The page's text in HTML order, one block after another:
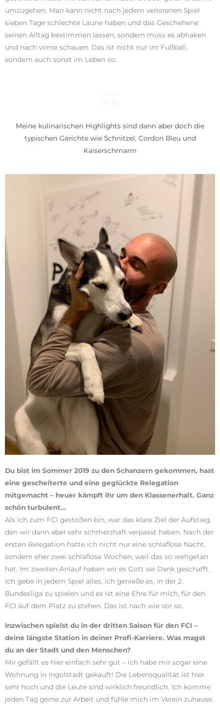
umzugehen. Man kann nicht nach jedem verlorenen Spiel
sieben Tage schlechte Laune haben und das Geschehene
seinen Alltag bestimmen lassen, sondern muss es abhaken
und nach vorne schauen. Das ist nicht nur im Fußball,
sondern auch sonst im Leben so.
Meine kulinarischen Highlights sind dann aber doch die
typischen Gerichte wie Schnitzel, Cordon Bleu und
Kaiserschmarrn
Du bist im Sommer 2019 zu den Schanzern gekommen, hast
eine gescheiterte und eine geglückte Relegation
mitgemacht – heuer kämpft ihr um den Klassenerhalt. Ganz
schön turbulent…
Als ich zum FCI gestoßen bin, war das klare Ziel der Aufstieg,
den wir dann aber sehr schmerzhaft verpasst haben. Nach der
ersten Relegation hatte ich nicht nur eine schlaflose Nacht,
sondern eher zwei schlaflose Wochen, weil das so wehgetan
hat. Im zweiten Anlauf haben wir es Gott sei Dank geschafft.
Ich gebe in jedem Spiel alles, ich genieße es, in der 2.
Bundesliga zu spielen und es ist eine Ehre für mich, für den
FCI auf dem Platz zu stehen. Das ist nach wie vor so.
Inzwischen spielst du in der dritten Saison für den FCI –
deine längste Station in deiner Profi-Karriere. Was magst
du an der Stadt und den Menschen?
Mir gefällt es hier einfach sehr gut – ich habe mir sogar eine
Wohnung in Ingolstadt gekauft! Die Lebensqualität ist hier
sehr hoch und die Leute sind wirklich freundlich. Ich komme
jeden Tag gerne zur Arbeit und fühle mich im Verein zuhause.